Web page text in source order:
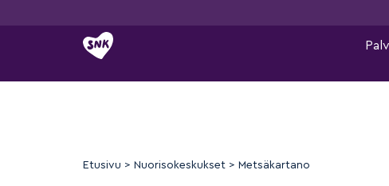
Siirry
Etusivu > Nuorisokeskukset > Metsäkartano